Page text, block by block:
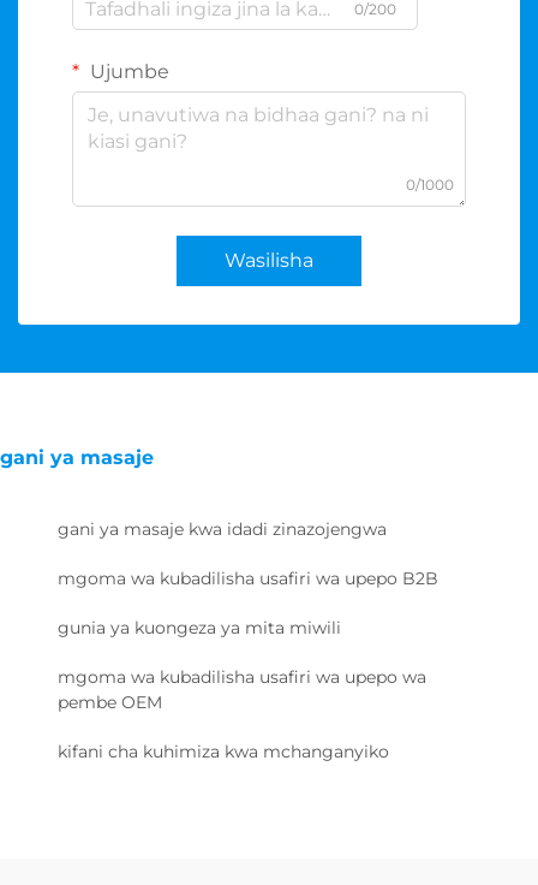
0/200
Ujumbe
0/1000
Wasilisha
gani ya masaje
gani ya masaje kwa idadi zinazojengwa
mgoma wa kubadilisha usafiri wa upepo B2B
gunia ya kuongeza ya mita miwili
mgoma wa kubadilisha usafiri wa upepo wa
pembe OEM
kifani cha kuhimiza kwa mchanganyiko